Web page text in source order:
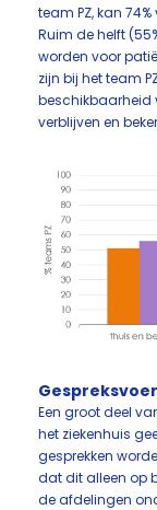
team PZ, kan
Ruim de helft
worden voor
zijn bij het team
beschikbaarheid
verblijven en
Een groot deel
het ziekenhuis
gesprekken
dat dit alleen op
de afdelingen